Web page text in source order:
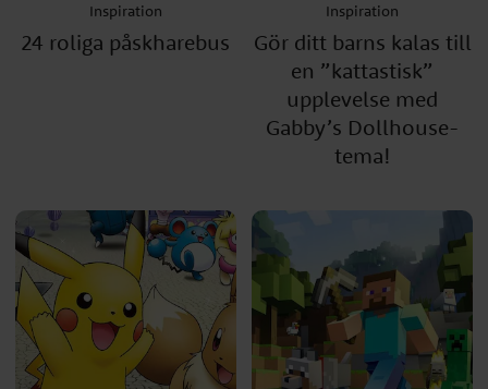
Inspiration
24 roliga påskharebus
Inspiration
Gör ditt barns kalas till
en ”kattastisk”
upplevelse med
Gabby’s Dollhouse-
tema!